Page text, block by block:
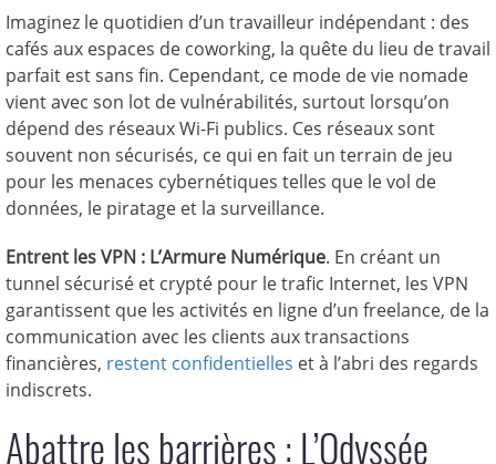
Imaginez le quotidien d’un travailleur indépendant : des
cafés aux espaces de coworking, la quête du lieu de travail
parfait est sans fin. Cependant, ce mode de vie nomade
vient avec son lot de vulnérabilités, surtout lorsqu’on
dépend des réseaux Wi-Fi publics. Ces réseaux sont
souvent non sécurisés, ce qui en fait un terrain de jeu
pour les menaces cybernétiques telles que le vol de
données, le piratage et la surveillance.
Entrent les VPN : L’Armure Numérique. En créant un
tunnel sécurisé et crypté pour le trafic Internet, les VPN
garantissent que les activités en ligne d’un freelance, de la
communication avec les clients aux transactions
financières, restent confidentielles et à l’abri des regards
indiscrets.
Abattre les barrières : L’Odyssée